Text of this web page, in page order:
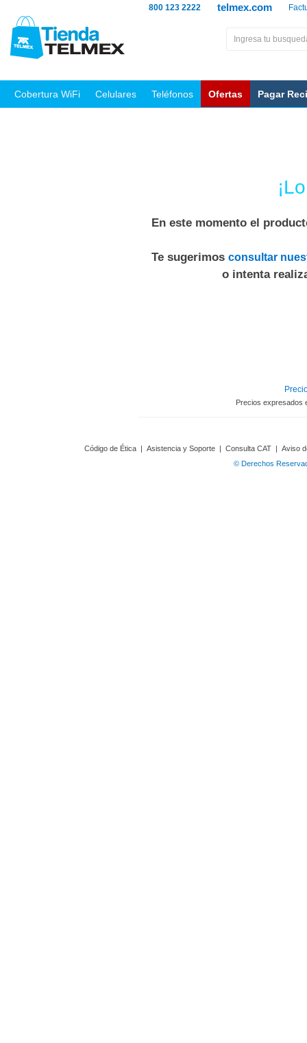
telmex.com
800 123 2222
Cobertura WiFi Celulares Teléfonos Ofertas Pagar
En este momento el
Te sugerimos consultar
o intenta
Precios expresados
Código de Ética | Asistencia y Soporte | Consulta CAT | Aviso
© Derechos